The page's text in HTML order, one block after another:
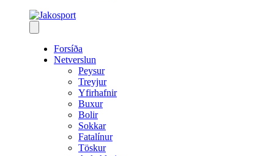
Forsíða
Netverslun
Peysur
Treyjur
Yfirhafnir
Buxur
Bolir
Sokkar
Fatalínur
Töskur